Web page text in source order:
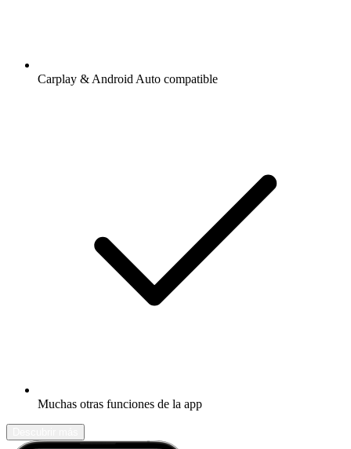
Carplay & Android Auto compatible
Muchas otras funciones de la app